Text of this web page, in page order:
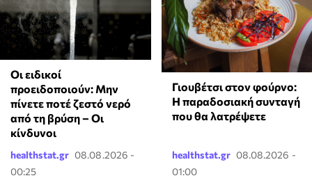
Οι ειδικοί
προειδοποιούν: Μην
πίνετε ποτέ ζεστό νερό
από τη βρύση – Οι
κίνδυνοι
healthstat.gr 08.08.2026 -
00:25
Γιουβέτσι στον φούρνο:
Η παραδοσιακή συνταγή
που θα λατρέψετε
healthstat.gr 08.08.2026 -
01:00